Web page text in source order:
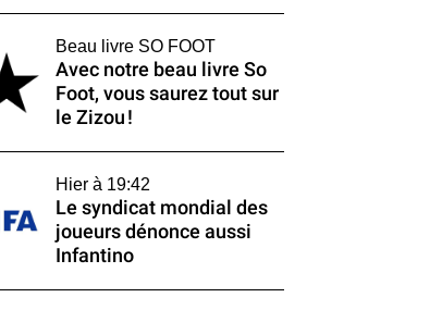
Beau livre SO FOOT
Avec notre beau livre So
Foot, vous saurez tout sur
le Zizou !
Hier à 19:42
Le syndicat mondial des
joueurs dénonce aussi
Infantino